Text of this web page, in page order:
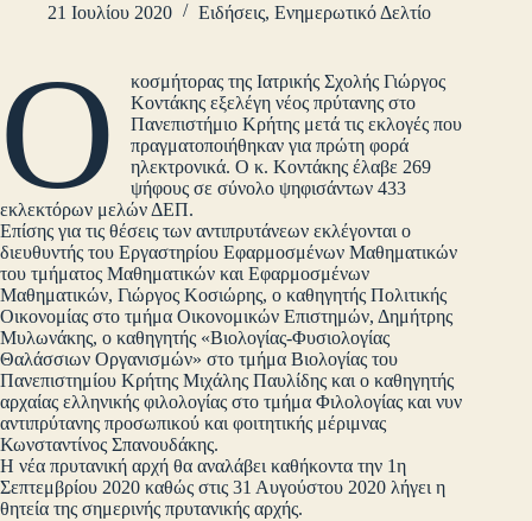
21 Ιουλίου 2020
Ειδήσεις, Ενημερωτικό Δελτίο
Ο
κοσμήτορας της Ιατρικής Σχολής Γιώργος
Κοντάκης εξελέγη νέος πρύτανης στο
Πανεπιστήμιο Κρήτης μετά τις εκλογές που
πραγματοποιήθηκαν για πρώτη φορά
ηλεκτρονικά. Ο κ. Κοντάκης έλαβε 269
ψήφους σε σύνολο ψηφισάντων 433
εκλεκτόρων μελών ΔΕΠ.
Επίσης για τις θέσεις των αντιπρυτάνεων εκλέγονται ο
διευθυντής του Εργαστηρίου Εφαρμοσμένων Μαθηματικών
του τμήματος Μαθηματικών και Εφαρμοσμένων
Μαθηματικών, Γιώργος Κοσιώρης, ο καθηγητής Πολιτικής
Οικονομίας στο τμήμα Οικονομικών Επιστημών, Δημήτρης
Μυλωνάκης, ο καθηγητής «Βιολογίας-Φυσιολογίας
Θαλάσσιων Οργανισμών» στο τμήμα Βιολογίας του
Πανεπιστημίου Κρήτης Μιχάλης Παυλίδης και ο καθηγητής
αρχαίας ελληνικής φιλολογίας στο τμήμα Φιλολογίας και νυν
αντιπρύτανης προσωπικού και φοιτητικής μέριμνας
Κωνσταντίνος Σπανουδάκης.
Η νέα πρυτανική αρχή θα αναλάβει καθήκοντα την 1η
Σεπτεμβρίου 2020 καθώς στις 31 Αυγούστου 2020 λήγει η
θητεία της σημερινής πρυτανικής αρχής.